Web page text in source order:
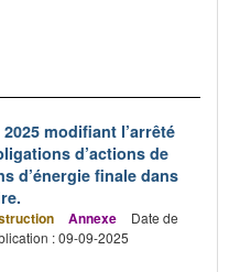
modifiant l’arrêté
d’actions de
d’énergie finale dans
Annexe
Date de
: 09-09-2025